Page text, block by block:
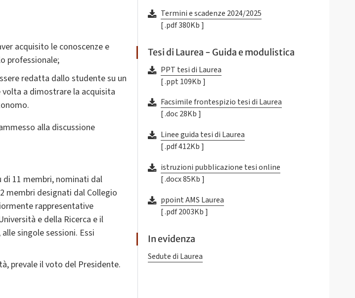
acquisito le conoscenze e
professionale;
redatta dallo studente su un
a dimostrare la acquisita
alla discussione
di 11 membri, nominati dal
membri designati dal Collegio
rappresentative
e della Ricerca e il
singole sessioni. Essi
prevale il voto del Presidente.
Termini e scadenze 2024/2025
[ .pdf 380Kb ]
Tesi di Laurea - Guida e modulistica
PPT tesi di Laurea
[ .ppt 109Kb ]
Facsimile frontespizio tesi di Laurea
[ .doc 28Kb ]
Linee guida tesi di Laurea
[ .pdf 412Kb ]
istruzioni pubblicazione tesi online
[ .docx 85Kb ]
ppoint AMS Laurea
[ .pdf 2003Kb ]
In evidenza
Sedute di Laurea